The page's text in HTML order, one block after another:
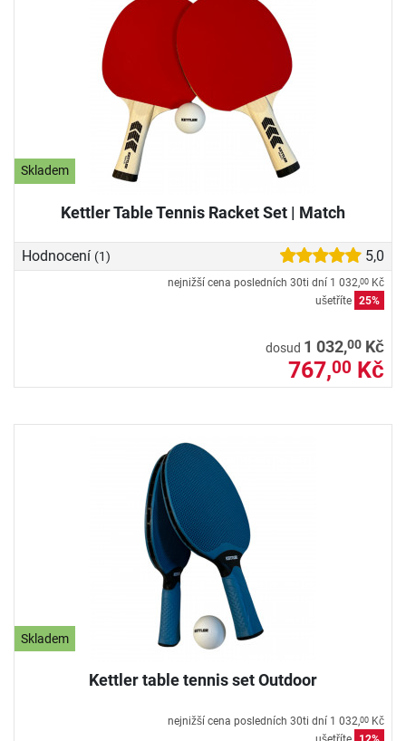
Skladem
Kettler Table Tennis Racket Set | Match
Hodnocení (1) 5,0
nejnižší cena posledních 30ti dní 1 032,00 Kč
ušetříte 25%
dosud 1 032,00 Kč
767,00 Kč
Skladem
Kettler table tennis set Outdoor
nejnižší cena posledních 30ti dní 1 032,00 Kč